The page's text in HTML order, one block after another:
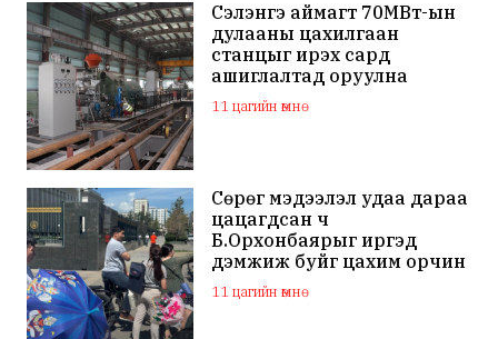
Сэлэнгэ аймагт 70МВт-ын
дулааны цахилгаан
станцыг ирэх сард
ашиглалтад оруулна
11 цагийн өмнө
Сөрөг мэдээлэл удаа дараа
цацагдсан ч
Б.Орхонбаярыг иргэд
дэмжиж буйг цахим орчин
дахь сэтгэгдэл харууллаа
11 цагийн өмнө